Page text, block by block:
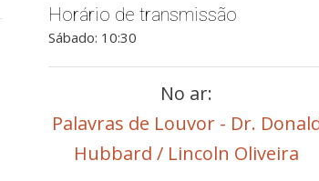
Horário de transmissão
Sábado: 10:30
No ar:
Palavras de Louvor - Dr.
Hubbard / Lincoln Oliveira